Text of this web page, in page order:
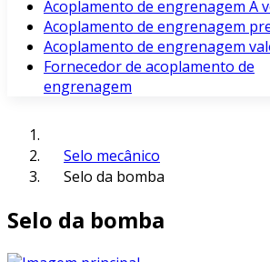
Acoplamento de engrenagem À
Acoplamento de engrenagem
Acoplamento de engrenagem
Fornecedor de acoplamento de
engrenagem
Selo mecânico
Selo da bomba
Selo da bomba